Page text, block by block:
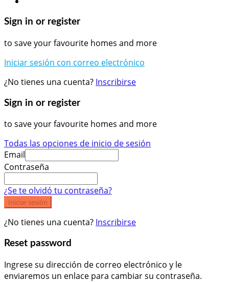
Sign in or register
to save your favourite homes and more
Iniciar sesión con correo electrónico
¿No tienes una cuenta? Inscribirse
Sign in or register
to save your favourite homes and more
Todas las opciones de inicio de sesión
Email
Contraseña
¿Se te olvidó tu contraseña?
Iniciar sesión
¿No tienes una cuenta? Inscribirse
Reset password
Ingrese su dirección de correo electrónico y le
enviaremos un enlace para cambiar su contraseña.